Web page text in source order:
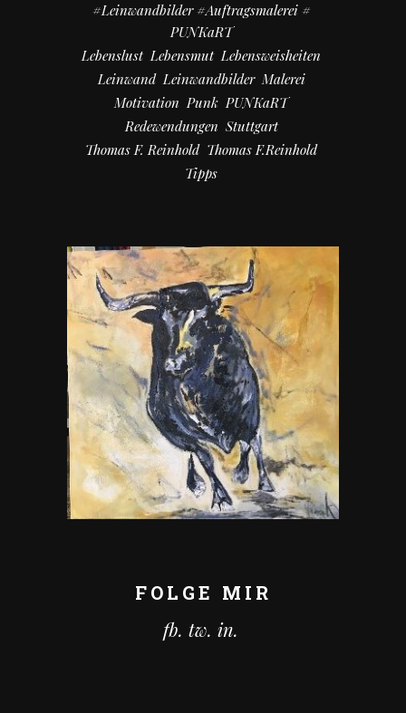
#Leinwandbilder #Auftragsmalerei #
PUNKaRT
Lebenslust Lebensmut Lebensweisheiten
Leinwand Leinwandbilder Malerei
Motivation Punk PUNKaRT
Redewendungen Stuttgart
Thomas F. Reinhold Thomas F.Reinhold
Tipps
FOLGE MIR
fb. tw. in.